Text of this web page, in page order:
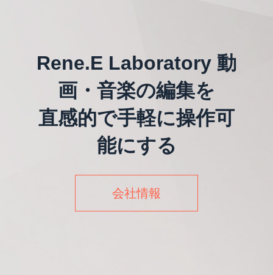
Rene.E Laboratory 動
画・音楽の編集を
直感的で手軽に操作可
能にする
会社情報